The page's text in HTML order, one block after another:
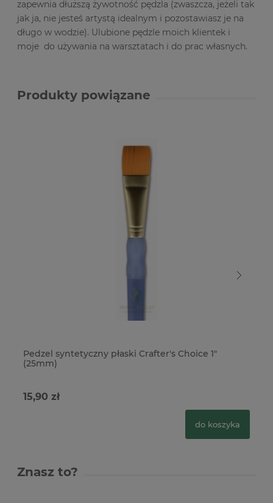
zapewnia dłuższą żywotność pędzla (zwaszcza, jeżeli tak
jak ja, nie jesteś artystą idealnym i pozostawiasz je na
długo w wodzie). Ulubione pędzle moich klientek i
moje do używania na warsztatach i do prac własnych.
Produkty powiązane
Pedzel syntetyczny płaski Crafter's Choice 1"
(25mm)
15,90 zł
do koszyka
Znasz to?